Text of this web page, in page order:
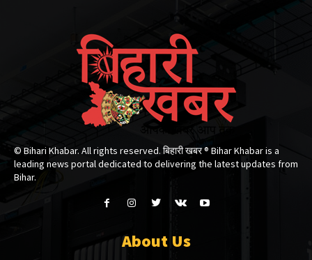
© Bihari Khabar. All rights reserved. बिहारी खबर ®​ Bihar Khabar is a
leading news portal dedicated to delivering the latest updates from
Bihar.
About Us